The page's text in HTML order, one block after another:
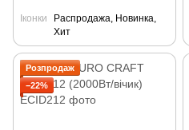
Іконки
Распродажа, Новинка,
Хит
Розпродаж
−22%